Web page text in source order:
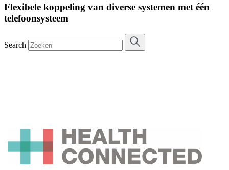
Flexibele koppeling van diverse systemen met één
telefoonsysteem
Search